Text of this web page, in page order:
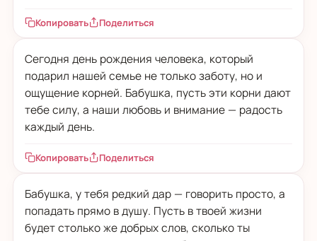
Копировать Поделиться
Сегодня день рождения человека, который
подарил нашей семье не только заботу, но и
ощущение корней. Бабушка, пусть эти корни дают
тебе силу, а наши любовь и внимание — радость
каждый день.
Копировать Поделиться
Бабушка, у тебя редкий дар — говорить просто, а
попадать прямо в душу. Пусть в твоей жизни
будет столько же добрых слов, сколько ты